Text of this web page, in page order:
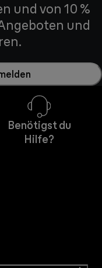
und von 10 %
und
Benötigst du
Hilfe?